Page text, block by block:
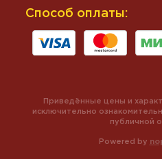
Способ оплаты:
Powered by
Приведённые цены и
исключительно
публичной